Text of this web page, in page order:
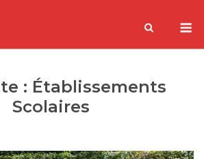
: Établissements
Scolaires